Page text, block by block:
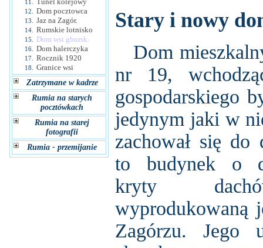
11.
12. Dom pocztowca
13. Jaz na Zagór.
14. Rumskie lotnisko
15. Dom wsi gbursk.
16. Dom halerczyka
17. Rocznik 1920
18.
Granice wsi
Zatrzymane w kadrze
Rumia na starych
pocztówkach
Rumia na starej
fotografii
Rumia - przemijanie
Stary i nowy
Dom
nr 19,
gospodarskiego
jedynym jaki w
zachował się do
to budynek o
kryty
wyprodukowaną
Zagórzu. Jego